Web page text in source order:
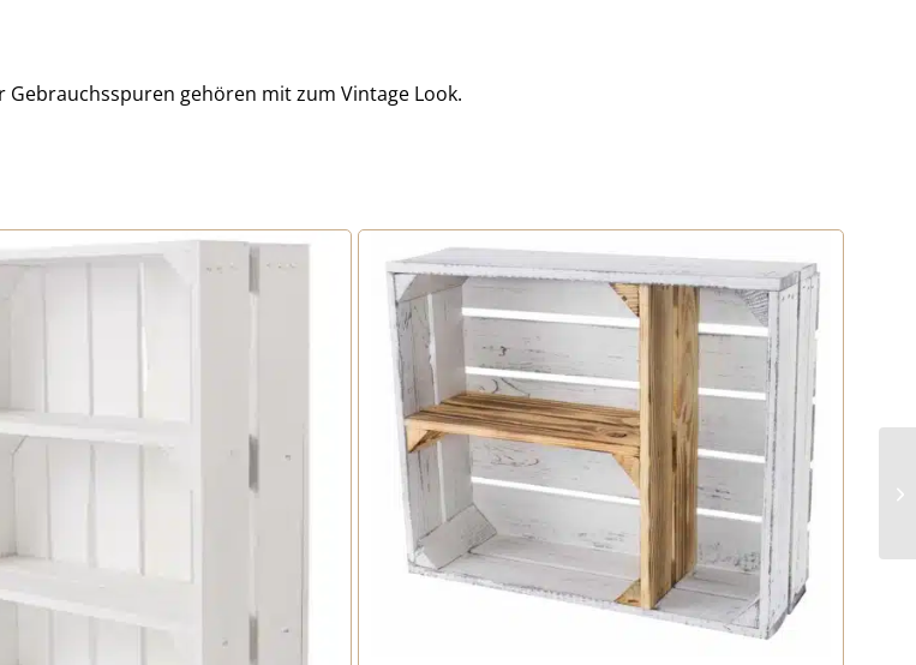
Gebrauchsspuren gehören mit zum Vintage Look.